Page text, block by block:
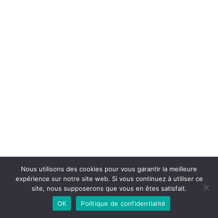
Nous utilisons des cookies pour vous garantir la meilleure
expérience sur notre site web. Si vous continuez à utiliser ce
site, nous supposerons que vous en êtes satisfait.
OK
Politique de confidentialité